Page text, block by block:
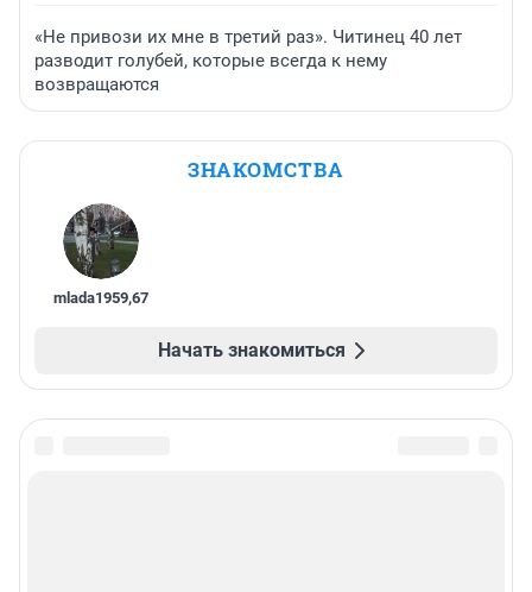
«Не привози их мне в третий раз». Читинец 40 лет
разводит голубей, которые всегда к нему
возвращаются
ЗНАКОМСТВА
mlada1959,67
Начать знакомиться